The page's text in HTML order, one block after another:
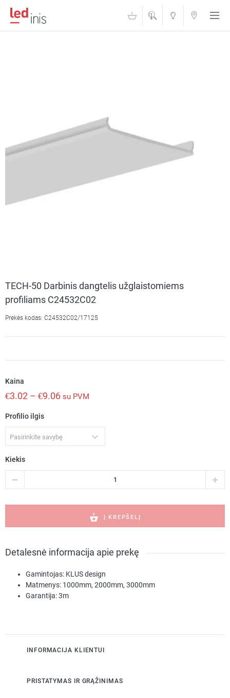
ŠVIESOS KONTAKTAI
TECH-50 Darbinis dangtelis užglaistomiems
profiliams C24532C02
Prekės kodas: C24532C02/17125
Kaina
€3.02 – €9.06 su PVM
Profilio ilgis
Pasirinkite savybę
Kiekis
50
dangtelis
profiliams
Į KREPŠELĮ
Detalesnė informacija apie prekę
Gamintojas: KLUS design
Matmenys: 1000mm, 2000mm, 3000mm
Garantija:3m
INFORMACIJA KLIENTUI
PRISTATYMAS IR GRĄŽINIMAS